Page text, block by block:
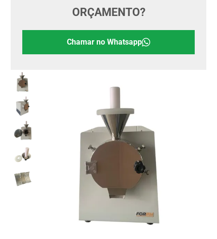
ORÇAMENTO?
Chamar no Whatsapp